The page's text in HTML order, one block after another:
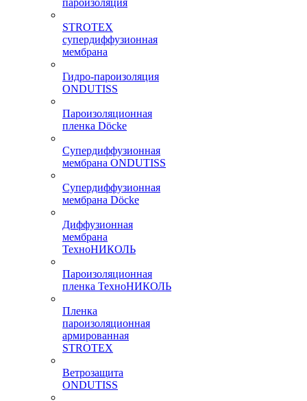
пароизоляция
STROTEX
супердиффузионная
мембрана
Гидро-пароизоляция
ONDUTISS
Пароизоляционная
пленка Döcke
Супердиффузионная
мембрана ONDUTISS
Супердиффузионная
мембрана Döcke
Диффузионная
мембрана
ТехноНИКОЛЬ
Пароизоляционная
пленка ТехноНИКОЛЬ
Пленка
пароизоляционная
армированная
STROTEX
Ветрозащита
ONDUTISS